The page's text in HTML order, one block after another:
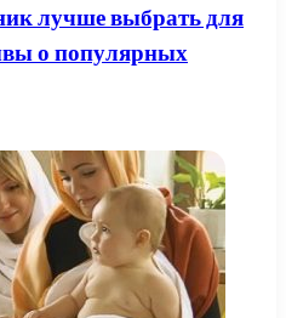
лучше выбрать для
о популярных